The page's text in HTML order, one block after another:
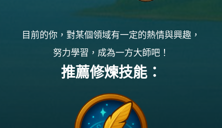
目前的你，對某個領域有一定的熱情與興趣，
努力學習，成為一方大師吧！
推薦修煉技能：